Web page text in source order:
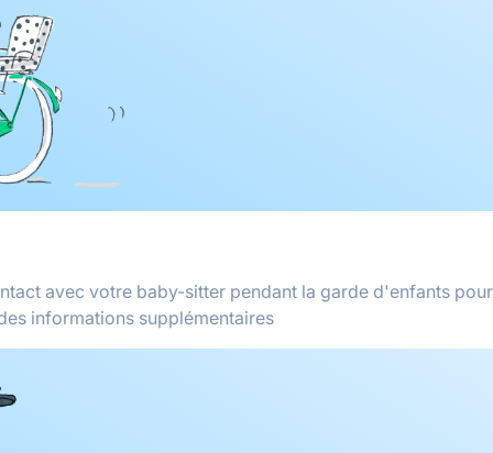
avec votre baby-sitter pendant la garde d'enfants
informations supplémentaires